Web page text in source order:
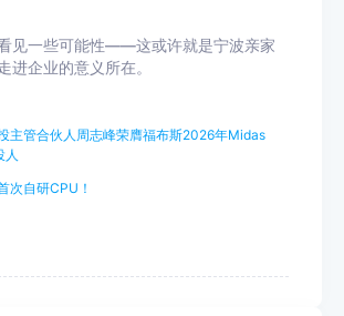
见一些可能性——这或许就是宁波亲家
进企业的意义所在。
主管合伙人周志峰荣膺福布斯2026年Midas
人
次自研CPU！